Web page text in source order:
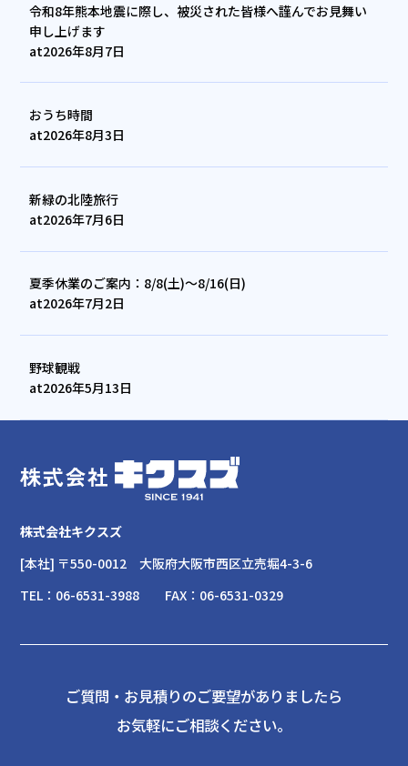
令和8年熊本地震に際し、被災された皆様へ謹んでお見舞い
申し上げます
at2026年8月7日
おうち時間
at2026年8月3日
新緑の北陸旅行
at2026年7月6日
夏季休業のご案内：8/8(土)～8/16(日)
at2026年7月2日
野球観戦
at2026年5月13日
株式会社キクスズ
[本社] 〒550-0012大阪府大阪市西区立売堀4-3-6
TEL： 06-6531-3988 FAX： 06-6531-0329
ご質問・お見積りのご要望がありましたら
お気軽にご相談ください。